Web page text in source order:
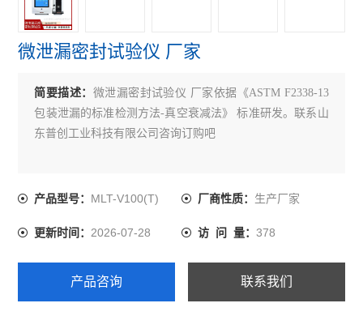
负压密封测试仪
无损密封测试仪
查看全部 >>
微泄漏密封试验仪 厂家
简要描述： 微泄漏密封试验仪 厂家依据《ASTM F2338-13
包装泄漏的标准检测方法-真空衰减法》 标准研发。联系山
东普创工业科技有限公司咨询订购吧
产品型号： MLT-V100(T) 厂商性质： 生产厂家
更新时间：2026-07-28 访 问 量： 378
产品咨询 联系我们